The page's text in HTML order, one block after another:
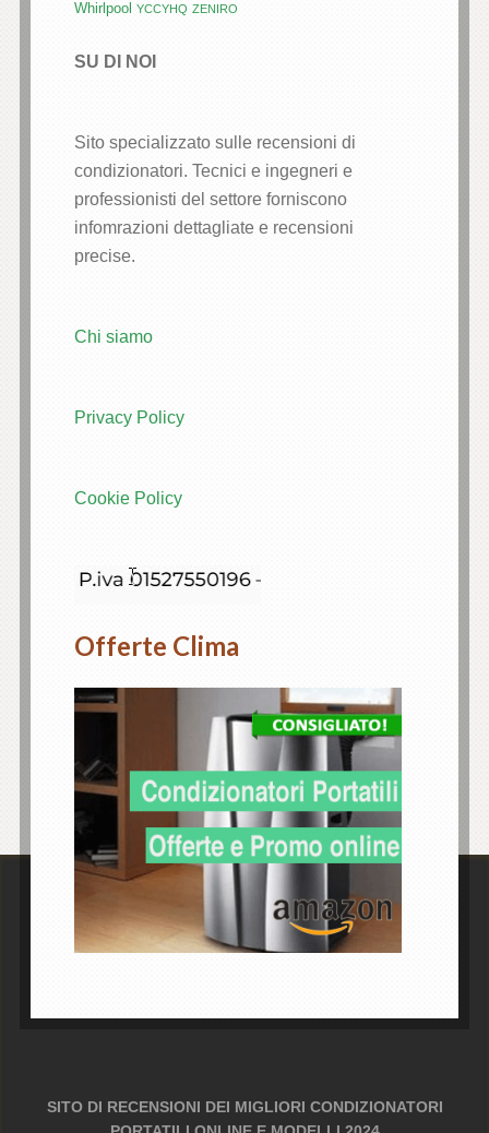
Whirlpool YCCYHQ ZENIRO
SU DI NOI
Sito specializzato sulle recensioni di
condizionatori. Tecnici e ingegneri e
professionisti del settore forniscono
infomrazioni dettagliate e recensioni
precise.
Chi siamo
Privacy Policy
Cookie Policy
Offerte Clima
SITO DI RECENSIONI DEI MIGLIORI CONDIZIONATORI